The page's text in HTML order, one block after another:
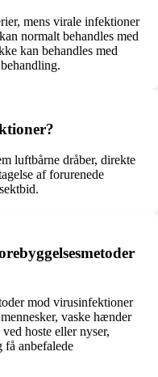
mens virale infektioner
normalt behandles med
kan behandles med
luftbårne dråber, direkte
af forurenede
mod virusinfektioner
vaske hænder
hoste eller nyser,
få anbefalede